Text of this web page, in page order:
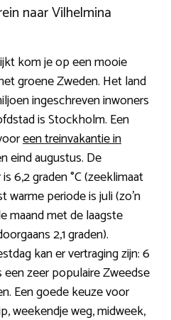
naar Vilhelmina
kom je op een mooie
groene Zweden. Het land
ingeschreven inwoners
is Stockholm. Een
een treinvakantie in
eind augustus. De
6,2 graden °C (zeeklimaat
warme periode is juli (zo’n
maand met de laagste
2,1 graden).
kan er vertraging zijn: 6
zeer populaire Zweedse
Een goede keuze voor
weekendje weg, midweek,